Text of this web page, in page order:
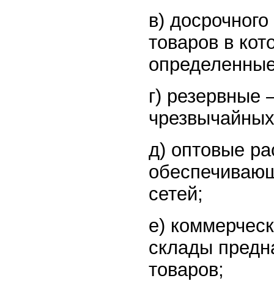
в)
товаров в
г) резервные
д) оптовые
сетей;
е)
склады
товаров;